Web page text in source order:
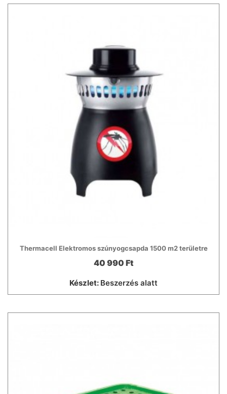
Thermacell Elektromos szúnyogcsapda 1500 m2 területre
40 990 Ft
Készlet: Beszerzés alatt